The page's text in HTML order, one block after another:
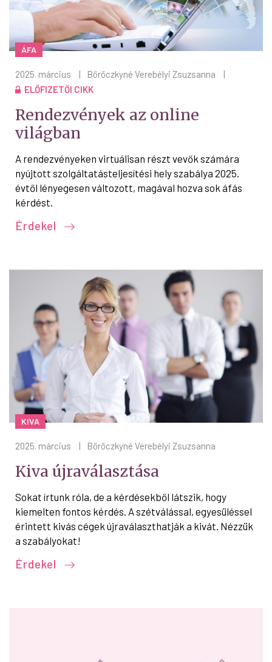
ÁFA
2025. március | Böröczkyné Verebélyi Zsuzsanna
|
ELŐFIZETŐI CIKK
Rendezvények az online
világban
A rendezvényeken virtuálisan részt vevők számára
nyújtott szolgáltatásteljesítési hely szabálya 2025.
évtől lényegesen változott, magával hozva sok áfás
kérdést.
Érdekel
KIVA
2025. március | Böröczkyné Verebélyi Zsuzsanna
Kiva újraválasztása
Sokat írtunk róla, de a kérdésekből látszik, hogy
kiemelten fontos kérdés. A szétválással, egyesüléssel
érintett kivás cégek újraválaszthatják a kivát. Nézzük
a szabályokat!
Érdekel